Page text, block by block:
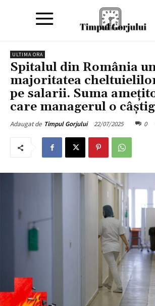
ULTIMA ORA
Spitalul din România
majoritatea
pe salarii. Suma
care managerul o
Adaugat de Timpul Gorjului 22/07/2025 0